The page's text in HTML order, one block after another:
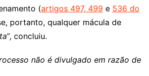
(artigos 497, 499 e 536 do
portanto, qualquer mácula de
“, concluiu.
não é divulgado em razão de